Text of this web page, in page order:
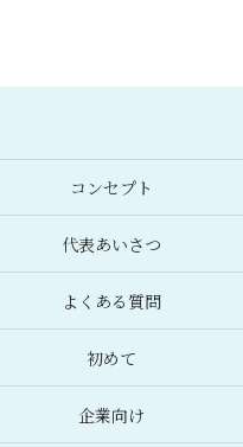
コンセプト
代表あいさつ
よくある質問
初めて
企業向け